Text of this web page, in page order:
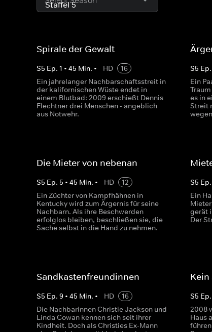
Spirale der Gewalt
S5 Ep. 1 • 45 Min. • HD
16
Ein jahrelanger Nachbarschaftsstreit in
der kalifornischen Wüste endet in
einem Blutbad: 2009 erschießt Dennis
Flechtner drei Menschen - angeblich
aus Notwehr.
S5
Ein
es in
Streit
Die Mieter von nebenan
S5 Ep. 5 • 45 Min. • HD
12
Ein Züchter von Kampfhähnen in
Kentucky wird zum Ärgernis für seine
Nachbarn. Als ihre Beschwerden
erfolglos bleiben, beschließen sie, die
Sache selbst in die Hand zu nehmen.
S5
Ein
gerät
Der
Sandkastenfreundinnen
S5 Ep. 9 • 45 Min. • HD
16
Die Nachbarinnen Christie Jackson und
Linda Cowan kennen sich seit ihrer
Kindheit. Doch als Christies Ex-Mann
Kein
S5
2008
Haus